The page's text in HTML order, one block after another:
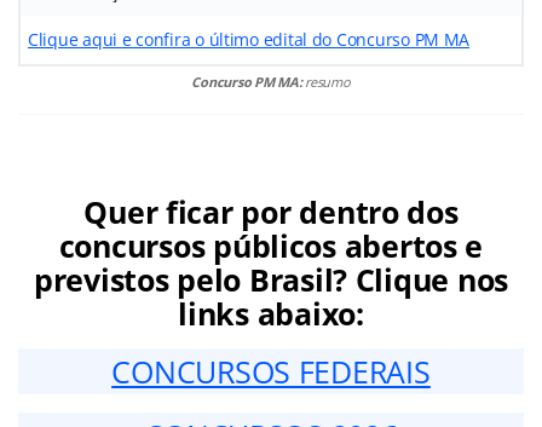
Clique aqui e confira o último edital do Concurso PM MA
Concurso PM MA:resumo
Quer ficar por dentro dos
concursos públicos abertos e
previstos pelo Brasil? Clique nos
links abaixo:
CONCURSOS FEDERAIS